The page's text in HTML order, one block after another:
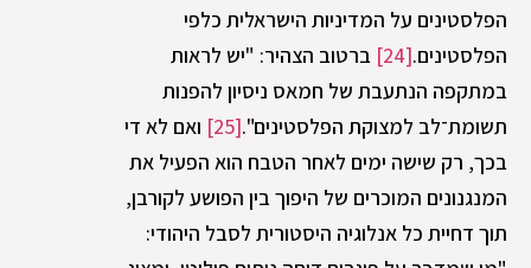
הפלסטינים על המדיניות הישראלית כלפי
הפלסטינים.[24]
ברטוב הצהיר: "יש לראות
במתקפה הנתעבת של חמאס ניסיון להפנות
תשומת־לב למצוקת הפלסטינים".[25]
ואם לא די
בכך, רק שישה ימים לאחר הטבח הוא הפעיל את
המנגנונים המוכרים של היפוך בין הפושע לקורבן,
תוך דחיית כל אנלוגיה היסטורית לסבל היהודי: